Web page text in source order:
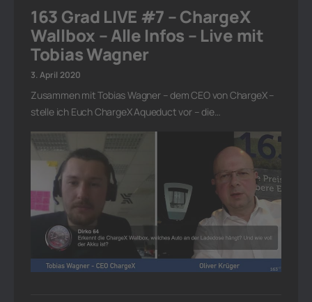
163 Grad LIVE #7 – ChargeX
Wallbox – Alle Infos – Live mit
Tobias Wagner
3. April 2020
Zusammen mit Tobias Wagner – dem CEO von ChargeX –
stelle ich Euch ChargeX Aqueduct vor – die…